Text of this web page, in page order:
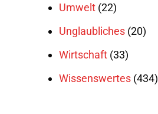
Umwelt (22)
Unglaubliches (20)
Wirtschaft (33)
Wissenswertes (434)